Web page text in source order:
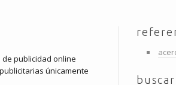
publicidad online
únicamente
buscar